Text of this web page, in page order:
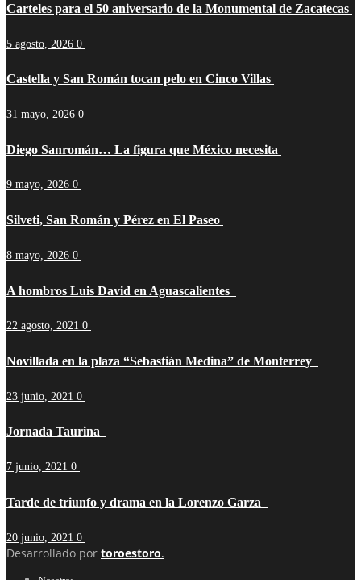
Carteles para el 50 aniversario de la Monumental de Zacatecas
5 agosto, 2026 0
Castella y San Román tocan pelo en Cinco Villas
31 mayo, 2026 0
Diego Sanromán… La figura que México necesita
9 mayo, 2026 0
Silveti, San Román y Pérez en El Paseo
8 mayo, 2026 0
A hombros Luis David en Aguascalientes
22 agosto, 2021 0
Novillada en la plaza “Sebastián Medina” de Monterrey
23 junio, 2021 0
Jornada Taurina
7 junio, 2021 0
Tarde de triunfo y drama en la Lorenzo Garza
20 junio, 2021 0
Desarrollado por toroestoro.